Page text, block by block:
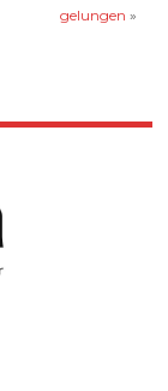
gelungen »